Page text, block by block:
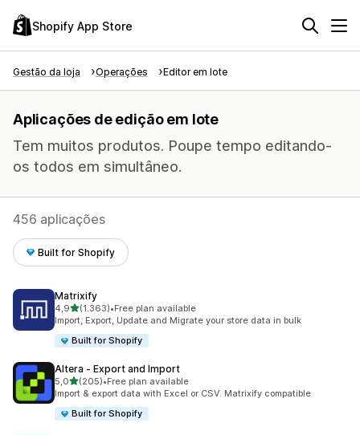
Shopify App Store
Gestão da loja Operações Editor em lote
Aplicações de edição em lote
Tem muitos produtos. Poupe tempo editando-
os todos em simultâneo.
456 aplicações
Built for Shopify
Matrixify
4,9de 5 estrelas
(1.363)
1363 total de avaliações
•Free plan available
Import, Export, Update and Migrate your store data in bulk
Built for Shopify
Altera ‑ Export and Import
5,0de 5 estrelas
(205)
205 total de avaliações
•Free plan available
Import & export data with Excel or CSV. Matrixify compatible
Built for Shopify